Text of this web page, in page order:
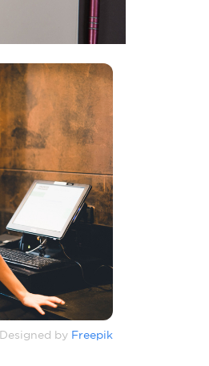
Designed by Freepik